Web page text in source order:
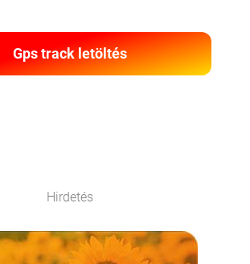
Gps track letöltés
Hirdetés